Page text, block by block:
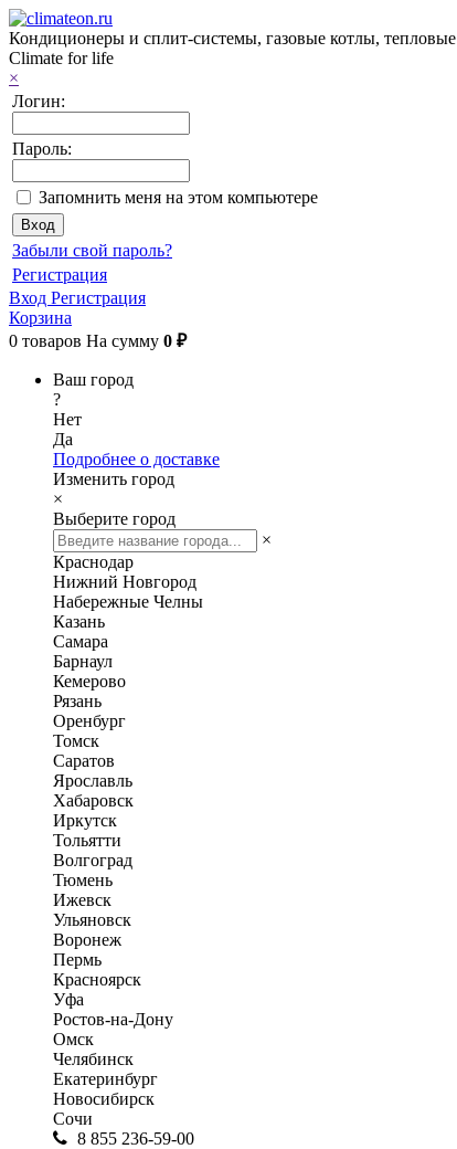
Кондиционеры и сплит-системы, газовые котлы,
Climate for life
×
Логин:
Пароль:
Запомнить меня на этом компьютере
Забыли свой пароль?
Регистрация
Вход Регистрация
Корзина
0 товаров На сумму 0 ₽
Ваш город
?
Нет
Да
Подробнее о доставке
Изменить город
×
Выберите город
×
Краснодар
Нижний Новгород
Набережные Челны
Казань
Самара
Барнаул
Кемерово
Рязань
Оренбург
Томск
Саратов
Ярославль
Хабаровск
Иркутск
Тольятти
Волгоград
Тюмень
Ижевск
Ульяновск
Воронеж
Пермь
Красноярск
Уфа
Ростов-на-Дону
Омск
Челябинск
Екатеринбург
Новосибирск
Сочи
8 855 236-59-00